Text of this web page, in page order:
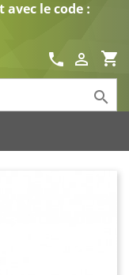
le code :
shopping_cart

call
